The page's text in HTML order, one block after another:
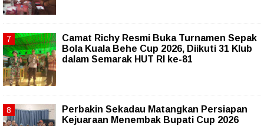
Camat Richy Resmi Buka Turnamen Sepak
Bola Kuala Behe Cup 2026, Diikuti 31 Klub
dalam Semarak HUT RI ke-81
Perbakin Sekadau Matangkan Persiapan
Kejuaraan Menembak Bupati Cup 2026